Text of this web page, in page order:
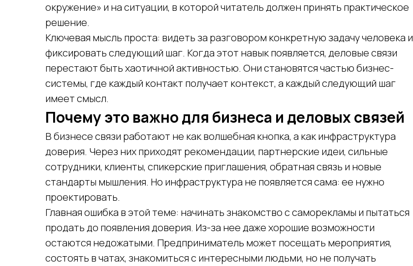
окружение» и на ситуации, в которой читатель должен принять практическое
решение.
Ключевая мысль проста: видеть за разговором конкретную задачу человека и
фиксировать следующий шаг. Когда этот навык появляется, деловые связи
перестают быть хаотичной активностью. Они становятся частью бизнес-
системы, где каждый контакт получает контекст, а каждый следующий шаг
имеет смысл.
Почему это важно для бизнеса и деловых связей
В бизнесе связи работают не как волшебная кнопка, а как инфраструктура
доверия. Через них приходят рекомендации, партнерские идеи, сильные
сотрудники, клиенты, спикерские приглашения, обратная связь и новые
стандарты мышления. Но инфраструктура не появляется сама: ее нужно
проектировать.
Главная ошибка в этой теме: начинать знакомство с саморекламы и пытаться
продать до появления доверия. Из-за нее даже хорошие возможности
остаются недожатыми. Предприниматель может посещать мероприятия,
состоять в чатах, знакомиться с интересными людьми, но не получать